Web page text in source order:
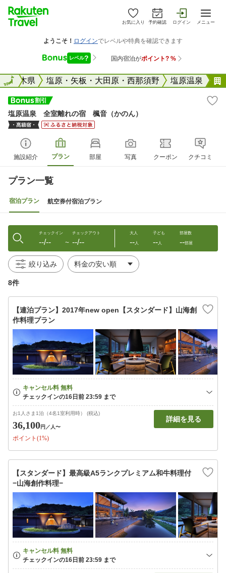
お気に入り 予約確認 ログイン メニュー
全国栃木県 塩原・矢板・大田原・西那須野 塩原温泉
全国
塩原温泉 全室離れの宿 楓音（かのん）
施設紹介 プラン 部屋 写真 クーポン クチコミ
プラン一覧
宿泊プラン 航空券付宿泊プラン
チェックイン
--/-- 〜
チェックアウト
--/--
大人
--人
子ども
--人
部屋数
--部屋
絞り込み
8件
【連泊プラン】2017年new open【スタンダード】山海創
作料理プラン
お1人さま1泊（4名1室利用時） (税込)
36,100円 ／人〜
ポイント(1%)
詳細を見る
【スタンダード】最高級A5ランクプレミアム和牛料理付
−山海創作料理−